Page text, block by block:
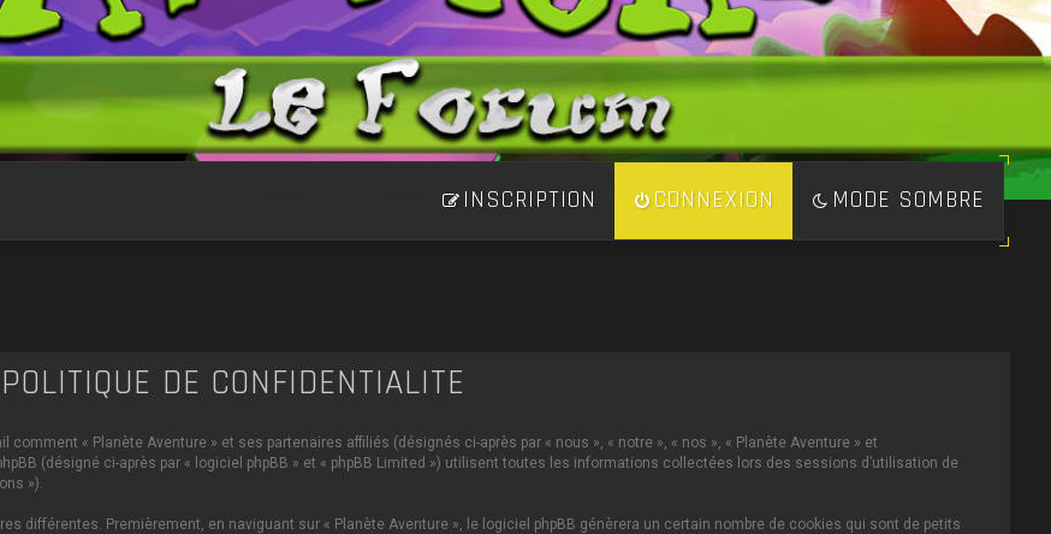
MODE SOMBRE
CONNEXION
INSCRIPTION
DE CONFIDENTIALITÉ
« Planète Aventure » et ses partenaires affiliés (désignés ci-après par « nous », « notre », « nos », « Planète Aventure » et
(désigné ci-après par « logiciel phpBB » et « phpBB Limited ») utilisent toutes les informations collectées lors des sessions d’utilisation de
»).
différentes. Premièrement, en naviguant sur « Planète Aventure », le logiciel phpBB génèrera un certain nombre de cookies qui sont de petits